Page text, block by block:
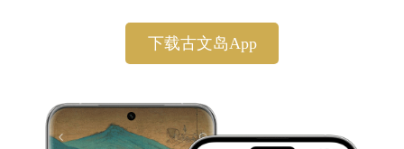
下载古文岛App